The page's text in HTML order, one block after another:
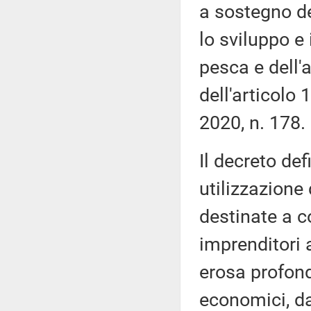
a sostegno
lo sviluppo
pesca e
dell'articolo
2020, n. 178.
Il decreto
utilizzazione
destinate a
imprenditori
erosa
economici,